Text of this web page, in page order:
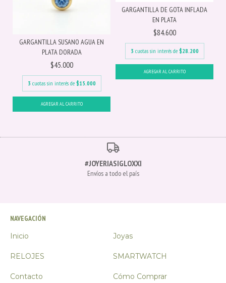
GARGANTILLA SUSANO AGUA EN
PLATA DORADA
$45.000
3 cuotas sin interés de $15.000
GARGANTILLA DE GOTA INFLADA
EN PLATA
$84.600
3 cuotas sin interés de $28.200
#JOYERIASIGLOXXI
Envíos a todo el país
NAVEGACIÓN
Inicio
Joyas
RELOJES SMARTWATCH
Contacto Cómo Comprar